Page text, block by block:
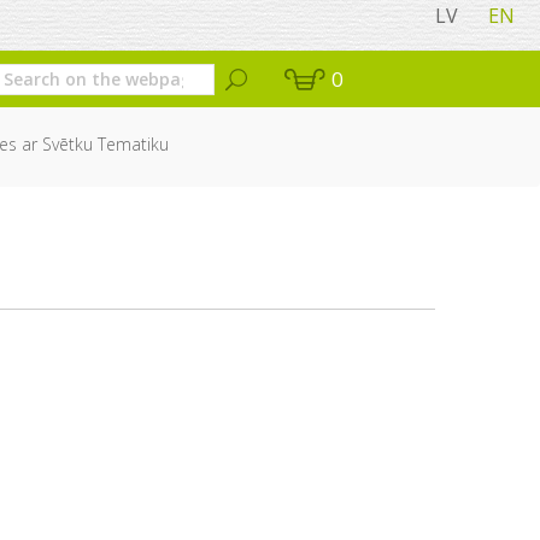
LV EN
0
ar Svētku Tematiku